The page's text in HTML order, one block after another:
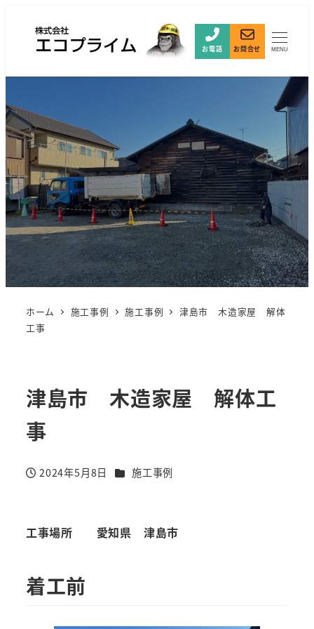
お電話 お問合せ MENU
ホーム 施工事例 施工事例
津島市 木造家屋 解体
工事
津島市 木造家屋 解体工
事
投稿日
2024年5月8日 カテゴリー
施工事例
工事場所 愛知県 津島市
着工前